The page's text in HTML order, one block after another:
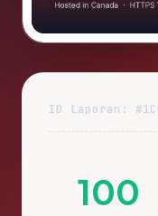
ID Laporan:
100